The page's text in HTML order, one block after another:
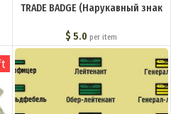
TRADE BADGE (Нарукавный знак
$ 5.0 per item